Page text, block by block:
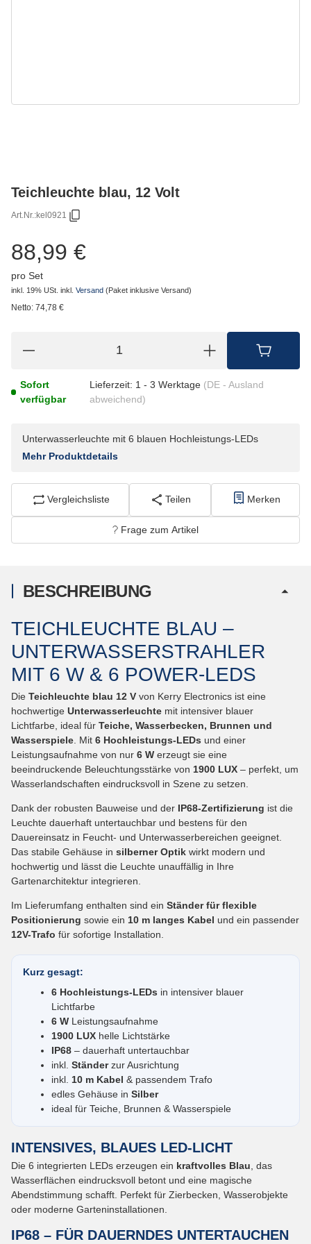
Teichleuchte blau, 12 Volt
Art.Nr.:kel0921
88,99 €
pro Set
inkl. 19% USt. inkl. Versand (Paket inklusive Versand)
Netto: 74,78 €
Sofort
verfügbar
Lieferzeit: 1 - 3 Werktage (DE - Ausland
abweichend)
Unterwasserleuchte mit 6 blauen Hochleistungs-LEDs
Mehr Produktdetails
Vergleichsliste Teilen Merken
Frage zum Artikel
BESCHREIBUNG
TEICHLEUCHTE BLAU –
UNTERWASSERSTRAHLER
MIT 6 W & 6 POWER-LEDS
Die Teichleuchte blau 12 V von Kerry Electronics ist eine
hochwertige Unterwasserleuchte mit intensiver blauer
Lichtfarbe, ideal für Teiche, Wasserbecken, Brunnen und
Wasserspiele . Mit 6 Hochleistungs-LEDs und einer
Leistungsaufnahme von nur 6 W erzeugt sie eine
beeindruckende Beleuchtungsstärke von 1900 LUX – perfekt, um
Wasserlandschaften eindrucksvoll in Szene zu setzen.
Dank der robusten Bauweise und der IP68-Zertifizierung ist die
Leuchte dauerhaft untertauchbar und bestens für den
Dauereinsatz in Feucht- und Unterwasserbereichen geeignet.
Das stabile Gehäuse in silberner Optik wirkt modern und
hochwertig und lässt die Leuchte unauffällig in Ihre
Gartenarchitektur integrieren.
Im Lieferumfang enthalten sind ein Ständer für flexible
Positionierung sowie ein 10 m langes Kabel und ein passender
12V-Trafo für sofortige Installation.
Kurz gesagt:
6 Hochleistungs-LEDs in intensiver blauer
Lichtfarbe
6 W Leistungsaufnahme
1900 LUX helle Lichtstärke
IP68 – dauerhaft untertauchbar
inkl. Ständerzur Ausrichtung
inkl. 10 m Kabel & passendem Trafo
edles Gehäuse in Silber
ideal für Teiche, Brunnen & Wasserspiele
INTENSIVES, BLAUES LED-LICHT
Die 6 integrierten LEDs erzeugen ein kraftvolles Blau, das
Wasserflächen eindrucksvoll betont und eine magische
Abendstimmung schafft. Perfekt für Zierbecken, Wasserobjekte
oder moderne Garteninstallationen.
IP68 – FÜR DAUERNDES UNTERTAUCHEN